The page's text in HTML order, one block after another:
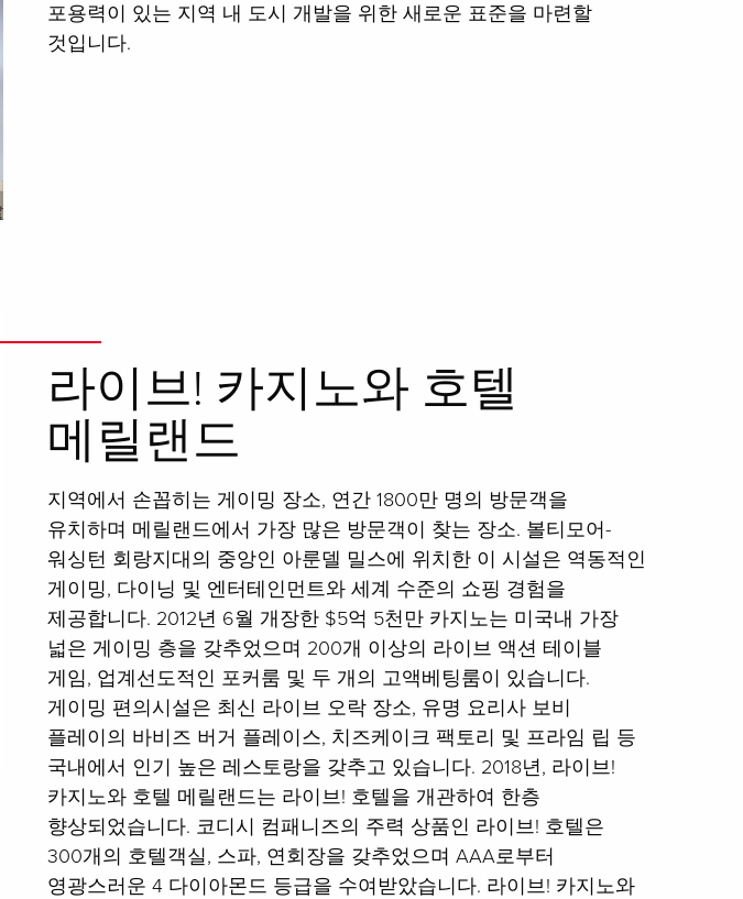
포용력이 있는 지역 내 도시 개발을 위한 새로운 표준을 마련할
것입니다.
라이브! 카지노와 호텔
메릴랜드
지역에서 손꼽히는 게이밍 장소, 연간 1800만 명의 방문객을
유치하며 메릴랜드에서 가장 많은 방문객이 찾는 장소. 볼티모어-
워싱턴 회랑지대의 중앙인 아룬델 밀스에 위치한 이 시설은 역동적인
게이밍, 다이닝 및 엔터테인먼트와 세계 수준의 쇼핑 경험을
제공합니다. 2012년 6월 개장한 $5억 5천만 카지노는 미국내 가장
넓은 게이밍 층을 갖추었으며 200개 이상의 라이브 액션 테이블
게임, 업계선도적인 포커룸 및 두 개의 고액베팅룸이 있습니다.
게이밍 편의시설은 최신 라이브 오락 장소, 유명 요리사 보비
플레이의 바비즈 버거 플레이스, 치즈케이크 팩토리 및 프라임 립 등
국내에서 인기 높은 레스토랑을 갖추고 있습니다. 2018년, 라이브!
카지노와 호텔 메릴랜드는 라이브! 호텔을 개관하여 한층
향상되었습니다. 코디시 컴패니즈의 주력 상품인 라이브! 호텔은
300개의 호텔객실, 스파, 연회장을 갖추었으며 AAA로부터
영광스러운 4 다이아몬드 등급을 수여받았습니다. 라이브! 카지노와